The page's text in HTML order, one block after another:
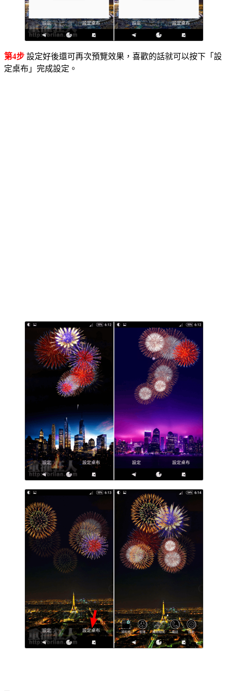
第4步 設定好後還可再次預覽效果，喜歡的話就可以按下「設
定桌布」完成設定。